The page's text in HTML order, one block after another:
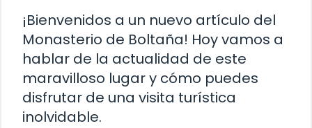
¡Bienvenidos a un nuevo artículo del
Monasterio de Boltaña! Hoy vamos a
hablar de la actualidad de este
maravilloso lugar y cómo puedes
disfrutar de una visita turística
inolvidable.